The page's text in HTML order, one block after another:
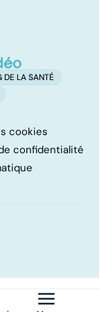
DE LA SANTÉ
cookies
confidentialité